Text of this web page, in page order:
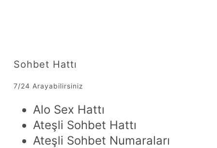
Sohbet Hattı
7/24 Arayabilirsiniz
Alo Sex Hattı
Ateşli Sohbet Hattı
Ateşli Sohbet Numaraları